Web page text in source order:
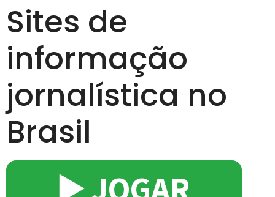
Sites de
informação
jornalística no
Brasil